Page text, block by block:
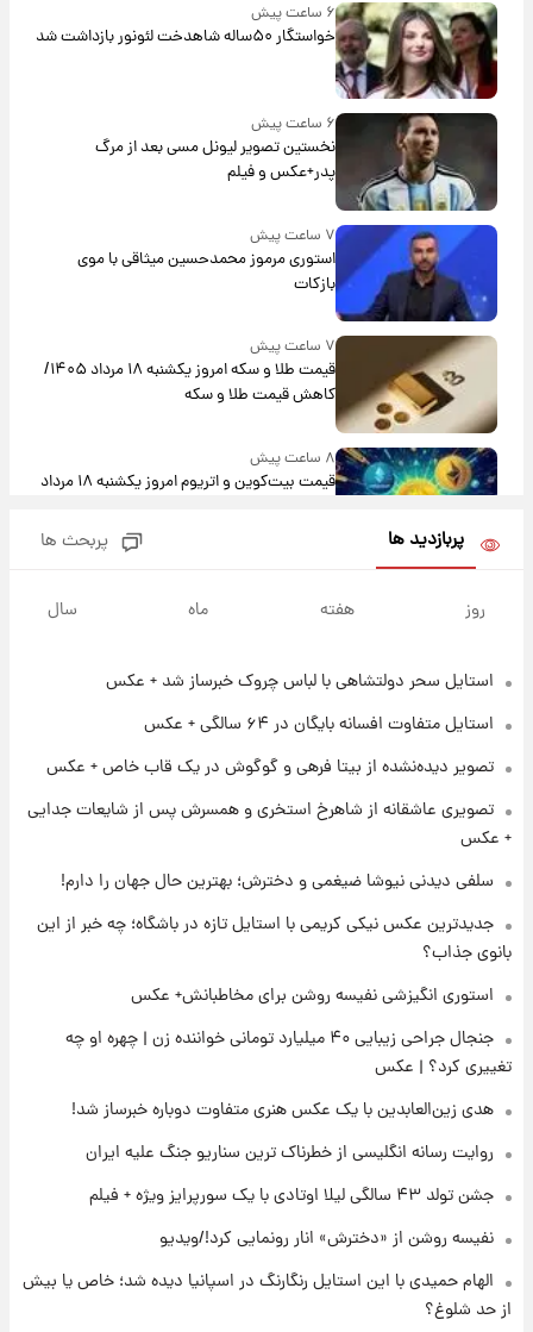
۶ ساعت پیش
خواستگار ۵۰ساله شاهدخت لئونور بازداشت شد
نخستین تصویر لیونل مسی بعد از مرگ
پدر+عکس و فیلم
۷ ساعت پیش
استوری مرموز محمدحسین میثاقی با موی
بازکات
قیمت طلا و سکه امروز یکشنبه ۱۸ مرداد ۱۴۰۵/
کاهش قیمت طلا و سکه
۸ ساعت پیش
قیمت بیت‌کوین و اتریوم امروز یکشنبه ۱۸ مرداد
۱۳ ساعت پیش
فال قهوه روزانه یکشنبه ۱۸ مرداد ماه ۱۴۰۵
فال روزانه واقعی یکشنبه ۱۸ مرداد ۱۴۰۵
ارزش سهام عدالت برای امروز ۱۷ مرداد ۱۴۰۵ +
لیونل مسی عزادار شد! + جزئیات
پربازدید ها پربحث ها
روز هفته ماه سال
استایل سحر دولتشاهی با لباس چروک خبرساز شد + عکس
استایل متفاوت افسانه بایگان در ۶۴ سالگی + عکس
تصویر دیده‌نشده از بیتا فرهی و گوگوش در یک قاب خاص + عکس
تصویری عاشقانه از شاهرخ استخری و همسرش پس از شایعات جدایی
+ عکس
سلفی دیدنی نیوشا ضیغمی و دخترش؛ بهترین حال جهان را دارم!
جدیدترین عکس نیکی کریمی با استایل تازه در باشگاه؛ چه خبر از این
بانوی جذاب؟
استوری انگیزشی نفیسه روشن برای مخاطبانش+ عکس
جنجال جراحی زیبایی ۴۰ میلیارد تومانی خواننده زن | چهره او چه
تغییری کرد؟ | عکس
هدی زین‌العابدین با یک عکس هنری متفاوت دوباره خبرساز شد!
روایت رسانه انگلیسی از خطرناک ترین سناریو جنگ علیه ایران
جشن تولد ۴۳ سالگی لیلا اوتادی با یک سورپرایز ویژه + فیلم
نفیسه روشن از «دخترش» انار رونمایی کرد!/ویدیو
الهام حمیدی با این استایل رنگارنگ در اسپانیا دیده شد؛ خاص یا بیش
از حد شلوغ؟